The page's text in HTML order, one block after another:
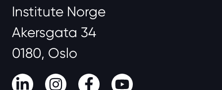
Institute Norge
Akersgata 34
0180, Oslo
LinkedInInstagram
FacebookYoutube